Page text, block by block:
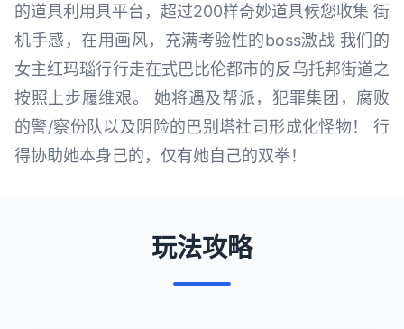
的道具利用具平台，超过200样奇妙道具候您收集 街
机手感，在用画风，充满考验性的boss激战 我们的
女主红玛瑙行行走在式巴比伦都市的反乌托邦街道之
按照上步履维艰。 她将遇及帮派，犯罪集团，腐败
的警/察份队以及阴险的巴别塔社司形成化怪物！ 行
得协助她本身己的，仅有她自己的双拳！
玩法攻略